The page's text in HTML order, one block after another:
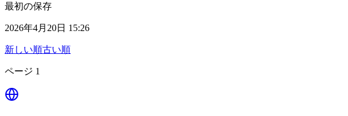
最初の保存
2026年4月20日 15:26
新しい順古い順
ページ 1